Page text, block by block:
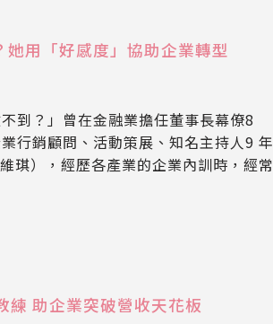
用「好感度」協助企業轉型
到？」曾在金融業擔任董事長幕僚8
行銷顧問、活動策展、知名主持人9 年
琪），經歷各產業的企業內訓時，經常
練 助企業突破營收天花板